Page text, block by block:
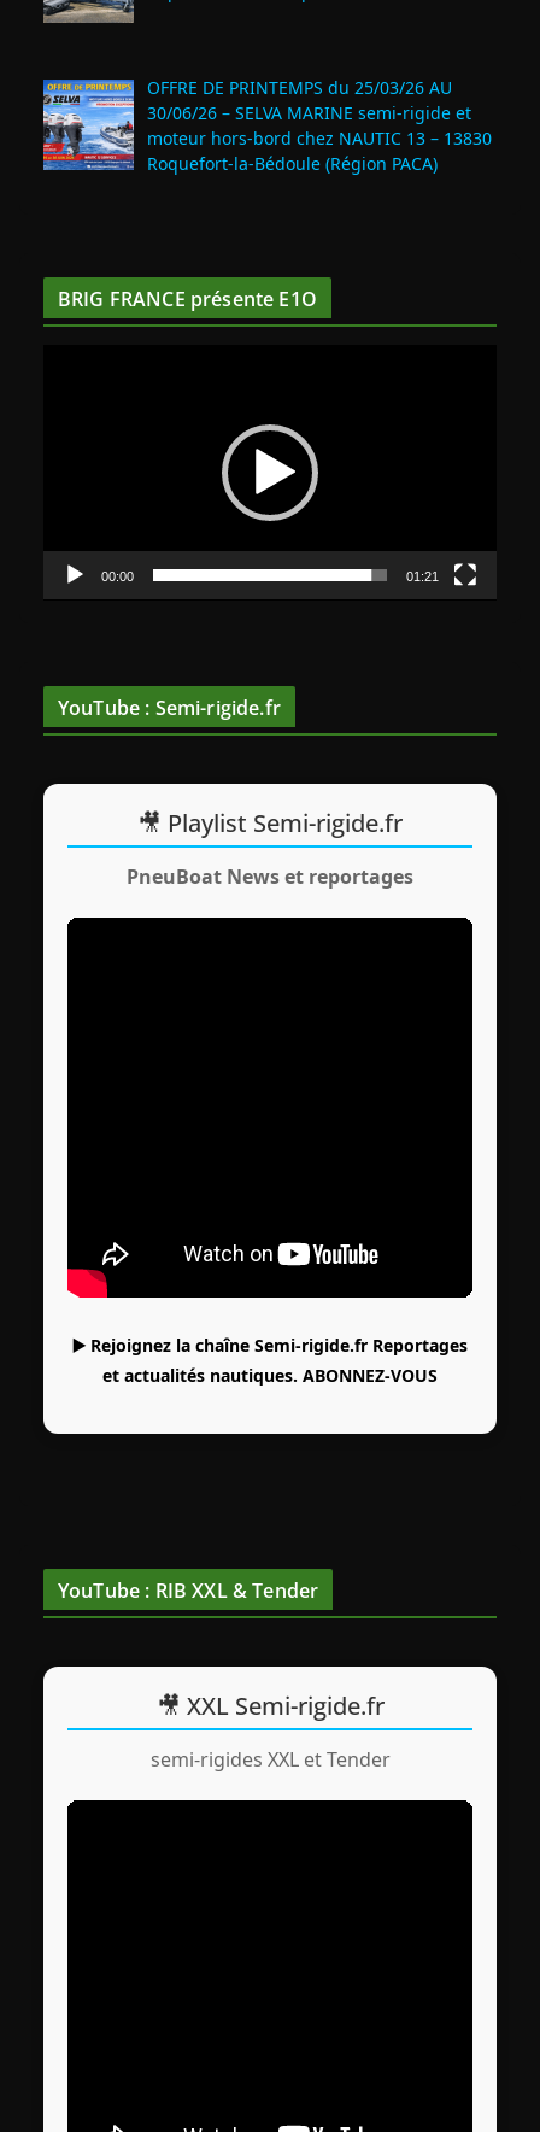
OFFRE DE PRINTEMPS du 25/03/26 AU
30/06/26 – SELVA MARINE semi-rigide et
moteur hors-bord chez NAUTIC 13 – 13830
Roquefort‑la‑Bédoule (Région PACA)
BRIG FRANCE présente E1O
i
o
00:00 01:21
YouTube : Semi-rigide.fr
🎥 Playlist Semi-rigide.fr
PneuBoat News et reportages
▶️ Rejoignez la chaîne Semi-rigide.fr Reportages
et actualités nautiques. ABONNEZ-VOUS
YouTube : RIB XXL & Tender
🎥 XXL Semi-rigide.fr
semi-rigides XXL et Tender